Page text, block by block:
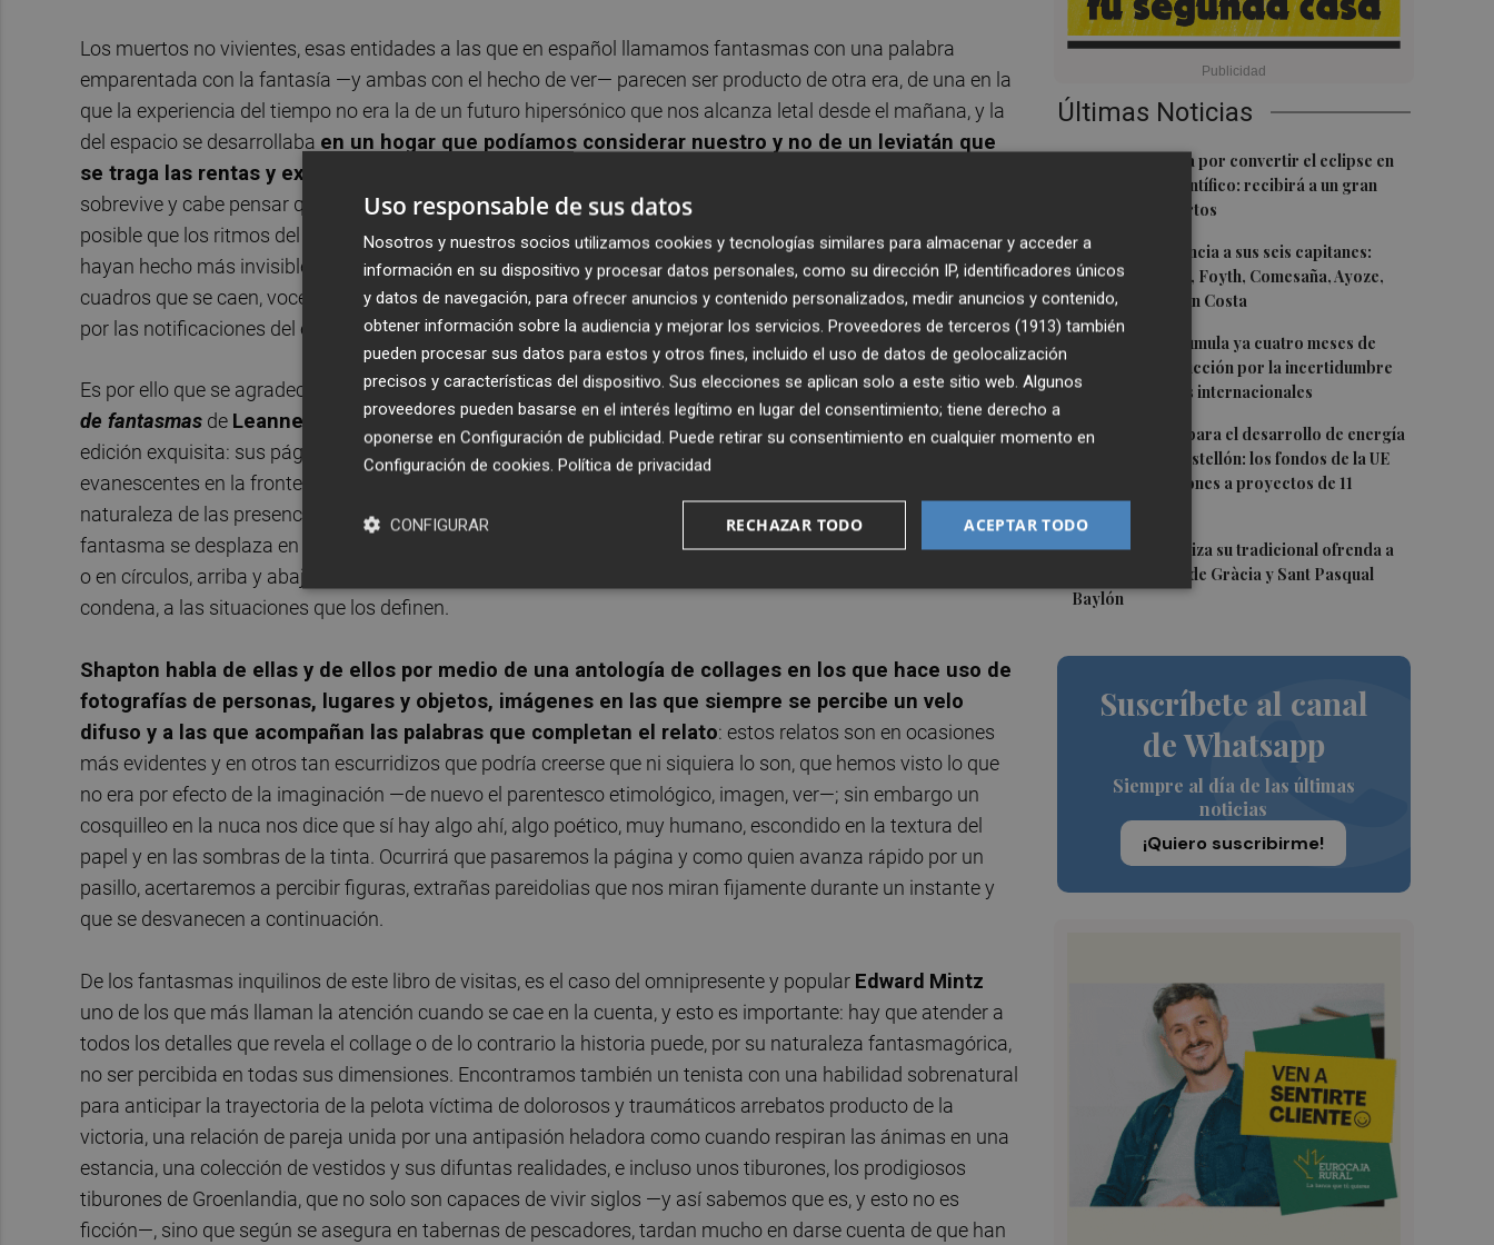
Últimas Noticias
1 Castelló apuesta por convertir el eclipse en
un referente científico: recibirá a un gran
equipo de expertos
2El Villarreal anuncia a sus seis capitanes:
Gerard Moreno, Foyth, Comesaña, Ayoze,
Cardona y Logan Costa
3
La cerámica acumula ya cuatro meses de
caídas de producción por la incertidumbre
en los mercados internacionales
4 Otra inyección para el desarrollo de energía
renovable en Castellón: los fondos de la UE
destinan 19 millones a proyectos de 11
municipios
5El Villarreal realiza su tradicional ofrenda a
la Mare de Déu de Gràcia y Sant Pasqual
Baylón
Suscríbete al canal
de Whatsapp
Siempre al día de las últimas
noticias
¡Quiero suscribirme!
Los muertos no vivientes, esas entidades a las que en español llamamos fantasmas con una palabra
emparentada con la fantasía —y ambas con el hecho de ver— parecen ser producto de otra era, de una en la
que la experiencia del tiempo no era la de un futuro hipersónico que nos alcanza letal desde el mañana, y la
del espacio se desarrollaba en un hogar que podíamos considerar nuestro y no de un leviatán que
se traga las rentas y exige terribles sacrificios en el altar de la vivienda
sobrevive y cabe pensar que nos observa sin necesidad de sobresaltarnos más de lo que ya lo estamos: es
posible que los ritmos del milenio y la hipnosis tecnológica, con sus redes apresando nuestro cerebro, lo
hayan hecho más invisible que nunca, que estemos pasando por alto sus sutiles intentos de comunicarse —
cuadros que se caen, voces infantiles en habitaciones vacías, mensajes en el vaho de un cristal—, sofocados
por las notificaciones del espejo negro.
Es por ello que se agradece tanto la paz inquietante que provoca el extraordinarioLibro de visitas: historias
de fantasmas de Leanne Shaptonque publicaComisuracon traducción deAna Flecha Marcoy una
edición exquisita: sus páginas son un registro de los relatos fragmentarios que narran existencias
evanescentes en la frontera de lo que es y de lo que no es, porque solo así puede hacerse justicia a la
naturaleza de las presencias que habitan nuestras casas y nuestras vidas. Liberado del yugo del presente, el
fantasma se desplaza en los ejes del espacio-tiempo con un tipo distinto de libertad no lineal, adelante, atrás
o en círculos, arriba y abajo, alrededor, disfrutando de una perspectiva única pero sujeta, y esa es su
condena, a las situaciones que los definen.
Shapton habla de ellas y de ellos por medio de una antología de collages en los que hace uso de
fotografías de personas, lugares y objetos, imágenes en las que siempre se percibe un velo
difuso y a las que acompañan las palabras que completan el relato: estos relatos son en ocasiones
más evidentes y en otros tan escurridizos que podría creerse que ni siquiera lo son, que hemos visto lo que
no era por efecto de la imaginación —de nuevo el parentesco etimológico, imagen, ver—; sin embargo un
cosquilleo en la nuca nos dice que sí hay algo ahí, algo poético, muy humano, escondido en la textura del
papel y en las sombras de la tinta. Ocurrirá que pasaremos la página y como quien avanza rápido por un
pasillo, acertaremos a percibir figuras, extrañas pareidolias que nos miran fijamente durante un instante y
que se desvanecen a continuación.
De los fantasmas inquilinos de este libro de visitas, es el caso del omnipresente y popular Edward Mintz
uno de los que más llaman la atención cuando se cae en la cuenta, y esto es importante: hay que atender a
todos los detalles que revela el collage o de lo contrario la historia puede, por su naturaleza fantasmagórica,
no ser percibida en todas sus dimensiones. Encontramos también un tenista con una habilidad sobrenatural
para anticipar la trayectoria de la pelota víctima de dolorosos y traumáticos arrebatos producto de la
victoria, una relación de pareja unida por una antipasión heladora como cuando respiran las ánimas en una
estancia, una colección de vestidos y sus difuntas realidades, e incluso unos tiburones, los prodigiosos
tiburones de Groenlandia, que no solo son capaces de vivir siglos —y así sabemos que es, y esto no es
ficción—, sino que según se asegura en tabernas de pescadores, tardan mucho en darse cuenta de que han
Uso responsable de sus datos
Nosotros y nuestros socios utilizamos cookies y tecnologías similares para almacenar y acceder a
información en su dispositivo y procesar datos personales, como su dirección IP, identificadores únicos
y datos de navegación, para ofrecer anuncios y contenido personalizados, medir anuncios y contenido,
obtener información sobre la audiencia y mejorar los servicios. Proveedores de terceros (1913) también
pueden procesar sus datos para estos y otros fines, incluido el uso de datos de geolocalización
precisos y características del dispositivo. Sus elecciones se aplican solo a este sitio web. Algunos
proveedores pueden basarse en el interés legítimo en lugar del consentimiento; tiene derecho a
oponerse en Configuración de publicidad. Puede retirar su consentimiento en cualquier momento en
Configuración de cookies. Política de privacidad
ACEPTAR TODO
RECHAZAR TODO
CONFIGURAR